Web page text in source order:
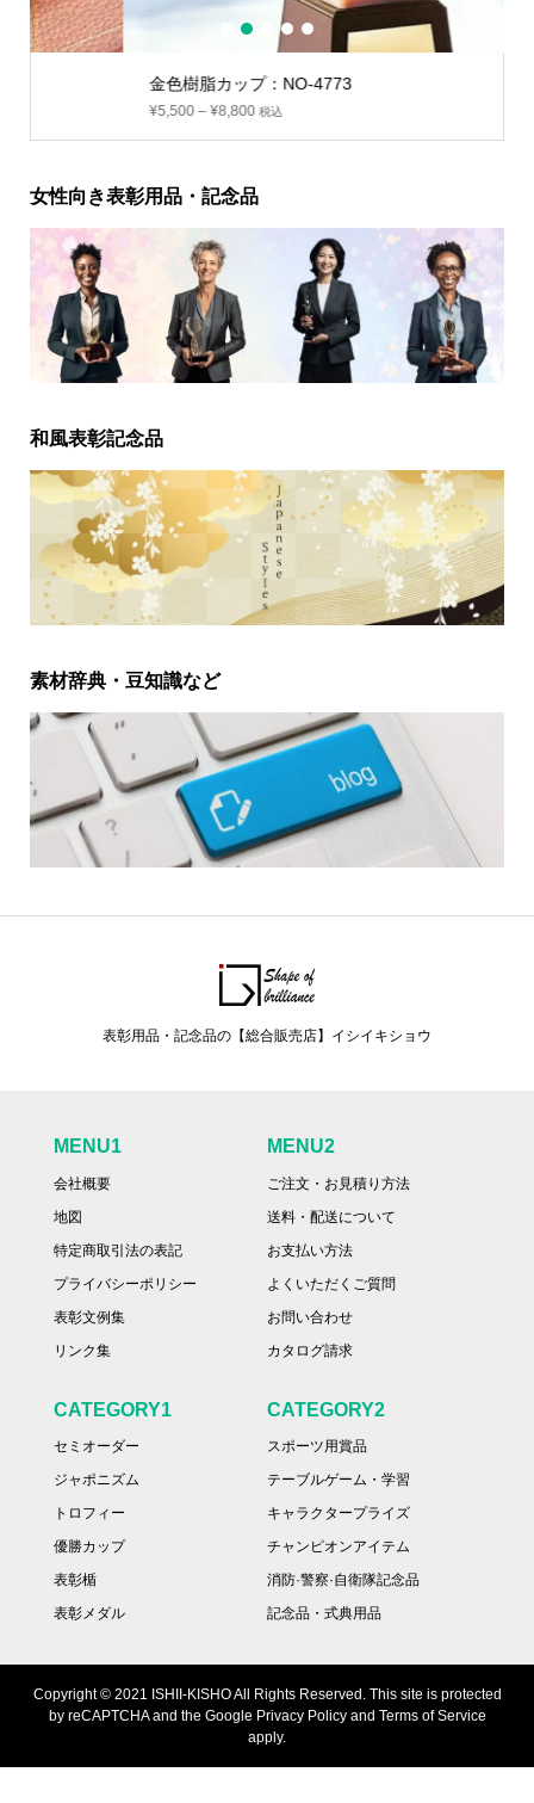
金色樹脂カップ：NO-4773
8,800 税込
2 4 5
女性向き表彰用品・記念品
和風表彰記念品
素材辞典・豆知識など
表彰用品・記念品の【総合販売店】イシイキショウ
MENU1
会社概要
地図
特定商取引法の表記
プライバシーポリシー
表彰文例集
リンク集
MENU2
ご注文・お見積り方法
送料・配送について
お支払い方法
よくいただくご質問
お問い合わせ
カタログ請求
CATEGORY1
セミオーダー
ジャポニズム
トロフィー
優勝カップ
表彰楯
表彰メダル
CATEGORY2
スポーツ用賞品
テーブルゲーム・学習
キャラクタープライズ
チャンピオンアイテム
消防·警察·自衛隊記念品
記念品・式典用品
Copyright © 2021 ISHII-KISHO All Rights Reserved. This site is protected
by reCAPTCHA and the Google Privacy Policy and Terms of Service
apply.